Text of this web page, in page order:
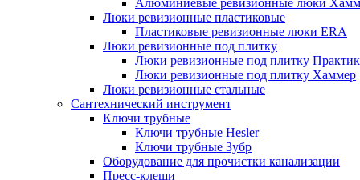
Алюминиевые ревизионные люки
Люки ревизионные пластиковые
Пластиковые ревизионные люки ERA
Люки ревизионные под плитку
Люки ревизионные под плитку
Люки ревизионные под плитку Хаммер
Люки ревизионные стальные
Сантехнический инструмент
Ключи трубные
Ключи трубные Hesler
Ключи трубные Зубр
Оборудование для прочистки канализации
Пресс-клещи